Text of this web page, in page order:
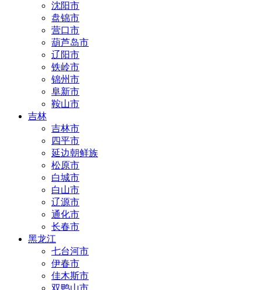
沈阳市
盘锦市
营口市
葫芦岛市
辽阳市
铁岭市
锦州市
阜新市
鞍山市
吉林
吉林市
四平市
延边朝鲜族
松原市
白城市
白山市
辽源市
通化市
长春市
黑龙江
七台河市
伊春市
佳木斯市
双鸭山市